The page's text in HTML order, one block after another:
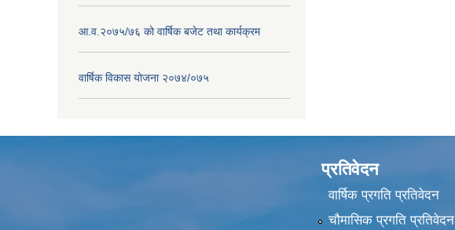
आ.व.२०७५/७६ को वार्षिक बजेट तथा कार्यक्रम
वार्षिक विकास योजना २०७४/०७५
प्रतिवेदन
वार्षिक प्रगति प्रतिवेदन
चौमासिक प्रगति प्रतिवेदन